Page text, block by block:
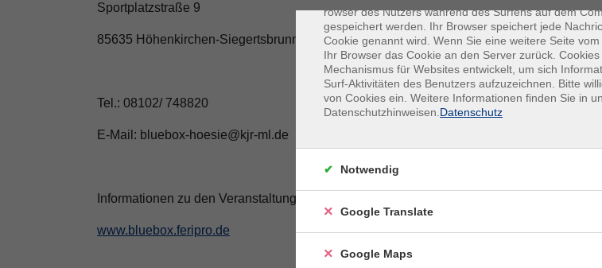
Sportplatzstraße 9
85635 Höhenkirchen-Siegertsbrunn
Tel.: 08102/ 748820
E-Mail: bluebox-hoesie@kjr-ml.de
Informationen zu den Veranstaltungen und Anmeldung unter:
www.bluebox.feripro.de
rowser des Nutzers während des Surfens auf dem
gespeichert werden. Ihr Browser speichert jede
Cookie genannt wird. Wenn Sie eine weitere Seite
Ihr Browser das Cookie an den Server zurück.
Mechanismus für Websites entwickelt, um sich
Surf-Aktivitäten des Benutzers aufzuzeichnen. Bitte
von Cookies ein. Weitere Informationen finden Sie in
Datenschutzhinweisen. Datenschutz
Notwendig
Google Translate
Google Maps